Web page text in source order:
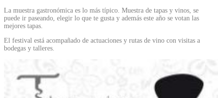
La muestra gastronómica es lo más típico. Muestra de tapas y vinos, se
puede ir paseando, elegir lo que te gusta y además este año se votan las
mejores tapas.
El festival está acompañado de actuaciones y rutas de vino con visitas a
bodegas y talleres.